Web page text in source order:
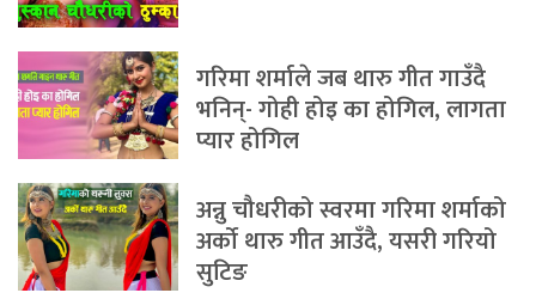
गरिमा शर्माले जब थारु गीत गाउँदै
भनिन्- गोही होइ का होगिल, लागता
प्यार होगिल
अन्नु चौधरीको स्वरमा गरिमा शर्माको
अर्को थारु गीत आउँदै, यसरी गरियो
सुटिङ